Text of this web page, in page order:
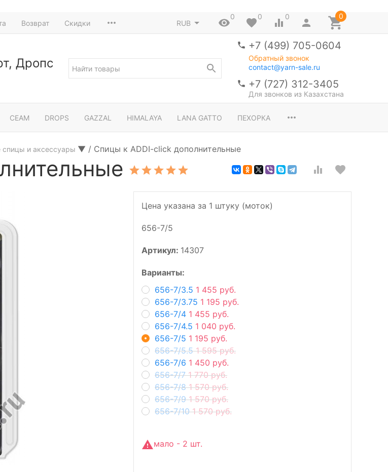
Возврат Скидки RUB
0 0 0 0
Дропс
+7 (499) 705-0604
Обратный звонок
contact@yarn-sale.ru
+7 (727) 312-3405
Для звонков из Казахстана
СЕАМ DROPS GAZZAL HIMALAYA LANA GATTO ПЕХОРКА
и аксессуары ▼ / Спицы к ADDI-click дополнительные
Цена указана за 1 штуку (моток)
656-7/5
Артикул: 14307
Варианты:
656-7/3.5 1 455 руб.
656-7/3.75 1 195 руб.
656-7/4 1 455 руб.
656-7/4.5 1 040 руб.
656-7/5 1 195 руб.
656-7/5.51 595 руб.
656-7/6 1 450 руб.
656-7/71 770 руб.
656-7/81 570 руб.
656-7/91 570 руб.
656-7/101 570 руб.
мало - 2 шт.